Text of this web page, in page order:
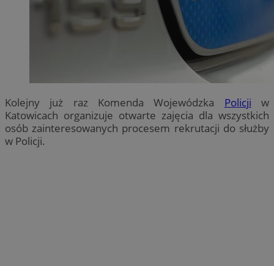
Kolejny już raz Komenda Wojewódzka Policji w
Katowicach organizuje otwarte zajęcia dla wszystkich
osób zainteresowanych procesem rekrutacji do służby
w Policji.